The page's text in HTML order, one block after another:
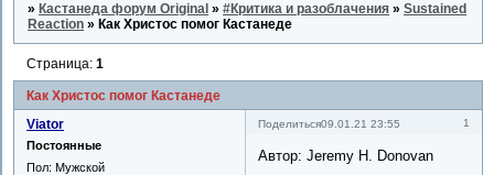
» Кастанеда форум Original »#Критика и разоблачения »Sustained
Reaction » Как Христос помог Кастанеде
Как Христос помог Кастанеде
Страница:1
Поделиться 1
09.01.21 23:55
Viator
Постоянные
Пол: Мужской
Автор: Jeremy H. Donovan